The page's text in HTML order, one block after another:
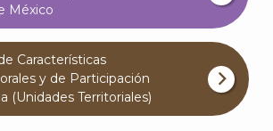
México
Características
y de Participación
(Unidades Territoriales)